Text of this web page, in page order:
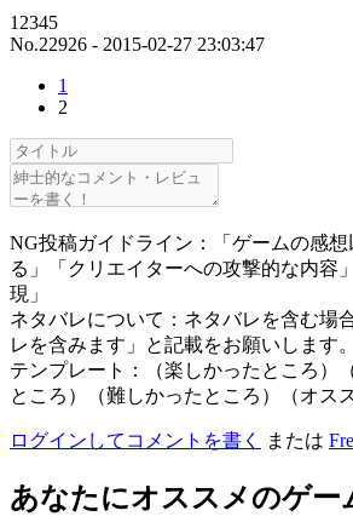
12345
No.22926 - 2015-02-27 23:03:47
1
2
NG投稿ガイドライン：「ゲームの感
る」「クリエイターへの攻撃的な内容
現」
ネタバレについて：ネタバレを含む場
レを含みます」と記載をお願いします。
テンプレート：（楽しかったところ）
ところ）（難しかったところ）（オス
ログインしてコメントを書く または
あなたにオススメのゲー